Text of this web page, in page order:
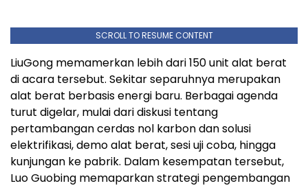
SCROLL TO RESUME CONTENT
LiuGong memamerkan lebih dari 150 unit alat berat
di acara tersebut. Sekitar separuhnya merupakan
alat berat berbasis energi baru. Berbagai agenda
turut digelar, mulai dari diskusi tentang
pertambangan cerdas nol karbon dan solusi
elektrifikasi, demo alat berat, sesi uji coba, hingga
kunjungan ke pabrik. Dalam kesempatan tersebut,
Luo Guobing memaparkan strategi pengembangan